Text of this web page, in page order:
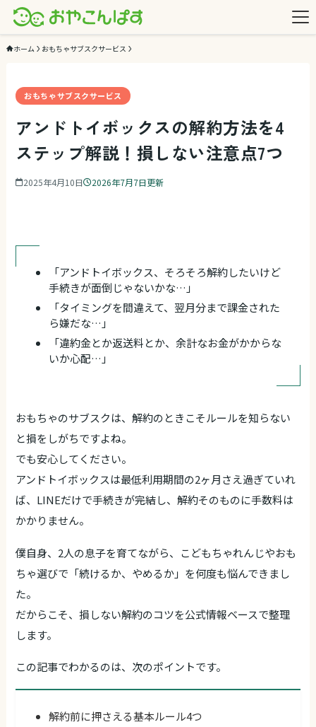
ホーム おもちゃサブスクサービス
おもちゃサブスクサービス
おもちゃサブスクサービス
アンドトイボックスの解約方法を4
ステップ解説！損しない注意点7つ
2025年4月10日 2026年7月7日更新
「アンドトイボックス、そろそろ解約したいけど
手続きが面倒じゃないかな…」
「タイミングを間違えて、翌月分まで課金された
ら嫌だな…」
「違約金とか返送料とか、余計なお金がかからな
いか心配…」
おもちゃのサブスクは、解約のときこそルールを知らない
と損をしがちですよね。
でも安心してください。
アンドトイボックスは最低利用期間の2ヶ月さえ過ぎていれ
ば、LINEだけで手続きが完結し、解約そのものに手数料は
かかりません。
僕自身、2人の息子を育てながら、こどもちゃれんじやおも
ちゃ選びで「続けるか、やめるか」を何度も悩んできまし
た。
だからこそ、損しない解約のコツを公式情報ベースで整理
します。
この記事でわかるのは、次のポイントです。
解約前に押さえる基本ルール4つ